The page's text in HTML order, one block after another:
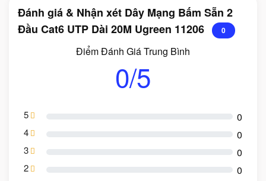
Đánh giá & Nhận xét Dây Mạng Bấm Sẵn 2
Đầu Cat6 UTP Dài 20M Ugreen 11206
0
Điểm Đánh Giá Trung Bình
0/5
5 0
4 0
3 0
2 0